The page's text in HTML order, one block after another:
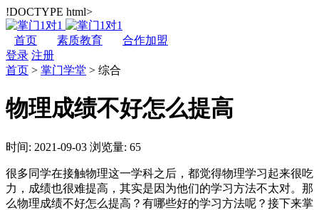
!DOCTYPE html>
首页 素质教育
合作加盟
登录 注册
首页 > 掌门学堂 > 综合
物理成绩不好怎么提高
时间: 2021-09-03 浏览量: 65
很多同学在接触物理这一学科之后，都觉得物理学习起来很吃
力，成绩也很难提高，其实是因为他们的学习方法不太对。那
么物理成绩不好怎么提高？有哪些好的学习方法呢？接下来掌